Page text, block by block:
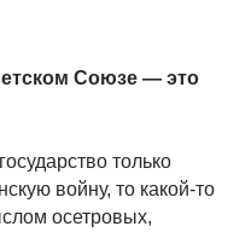
Союзе — это
только
войну, то какой-то
осетровых,